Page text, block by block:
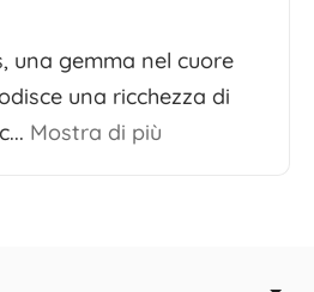
una gemma nel cuore
una ricchezza di
Mostra di più